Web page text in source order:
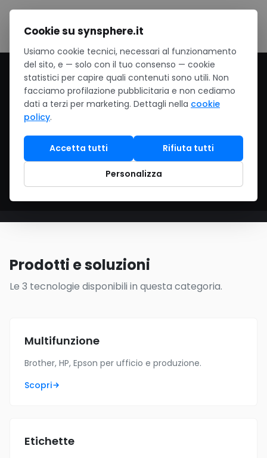
Salta al contenuto
Home/ Hardware/Stampa & scansione
Stampa & scansione
Multifunzione Brother, HP, Epson per ufficio.
Stampanti etichette Zebra. Scanner
documentali e archiviazione.
Prodotti e soluzioni
Le 3 tecnologie disponibili in questa categoria.
Multifunzione
Brother, HP, Epson per ufficio e produzione.
Scopri
Etichette
Cookie su synsphere.it
Usiamo cookie tecnici, necessari al funzionamento
del sito, e — solo con il tuo consenso — cookie
statistici per capire quali contenuti sono utili. Non
facciamo profilazione pubblicitaria e non cediamo
dati a terzi per marketing. Dettagli nella cookie
policy.
Accetta tutti Rifiuta tutti
Personalizza